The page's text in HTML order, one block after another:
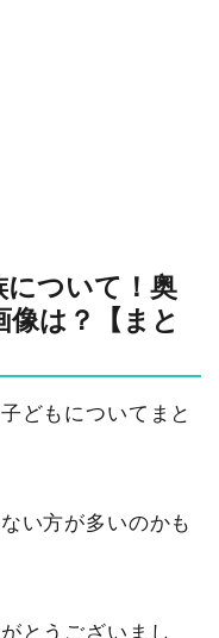
について！奥
像は？【まと
どもについてまと
い方が多いのかも
とうございまし